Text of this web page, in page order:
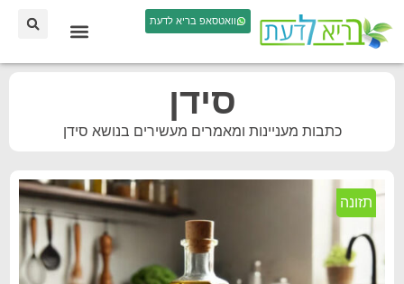
וואטסאפ בריא לדעת
סידן
כתבות מעניינות ומאמרים מעשירים בנושא סידן
תזונה